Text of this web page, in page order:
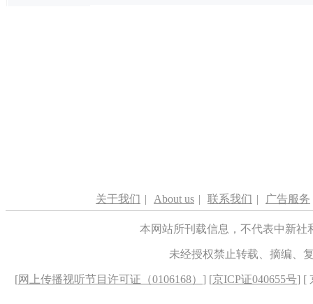
关于我们 | About us | 联系我们 | 广告服务
本网站所刊载信息，不代表中新
未经授权禁止转载、摘编、
[网上传播视听节目许可证（0106168） ] [京ICP证040655号] [